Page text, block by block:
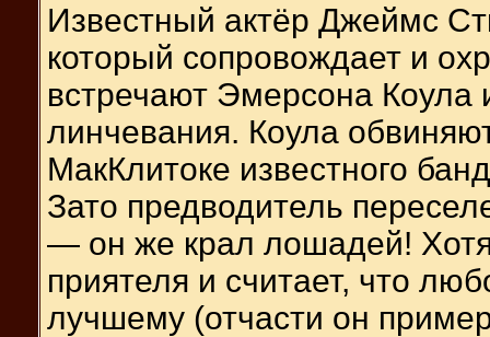
Известный актёр Джеймс
который сопровождает и
встречают Эмерсона Коула
линчевания. Коула
МакКлитоке известного
Зато предводитель
— он же крал лошадей! Хотя
приятеля и считает, что
лучшему (отчасти он